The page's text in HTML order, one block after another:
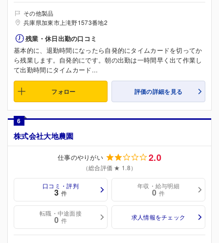
その他製品
兵庫県加東市上滝野1573番地2
残業・休日出勤の口コミ
基本的に、退勤時間になったら自発的にタイムカードを切ってか
ら残業します。自発的にです。朝の出勤は一時間早く出て作業し
て出勤時間にタイムカード...
フォロー 評価の詳細を見る
6
株式会社大地農園
仕事のやりがい 2.0
（総合評価 ★ 1.8）
口コミ・評判
3 件
年収・給与明細
0 件
転職・中途面接
0 件 求人情報をチェック